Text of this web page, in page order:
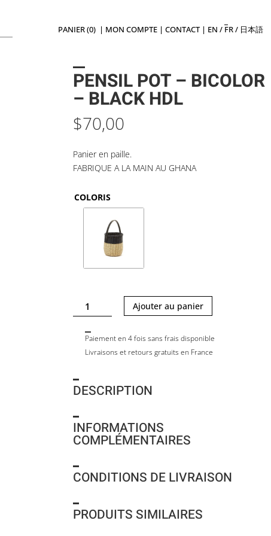
PANIER (0) | MON COMPTE |CONTACT| EN / FR/ 日本語
PENSIL POT – BICOLOR
– BLACK HDL
$70,00
Panier en paille.
FABRIQUE A LA MAIN AU GHANA
COLORIS
quantité
de
PENSIL
POT
-
BLACK
Ajouter au panier
Paiement en 4 fois sans frais disponible
Livraisons et retours gratuits en France
DESCRIPTION
INFORMATIONS
COMPLÉMENTAIRES
CONDITIONS DE LIVRAISON
PRODUITS SIMILAIRES